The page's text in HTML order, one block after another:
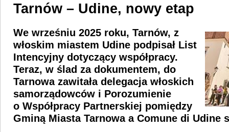
Tarnów – Udine, nowy etap
We wrześniu 2025 roku, Tarnów, z
włoskim miastem Udine podpisał List
Intencyjny dotyczący współpracy.
Teraz, w ślad za dokumentem, do
Tarnowa zawitała delegacja włoskich
samorządowców i Porozumienie
o Współpracy Partnerskiej pomiędzy
Gminą Miasta Tarnowa a Comune di Udine